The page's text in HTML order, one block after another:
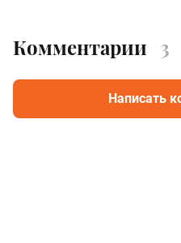
Комментарии 3
Написать